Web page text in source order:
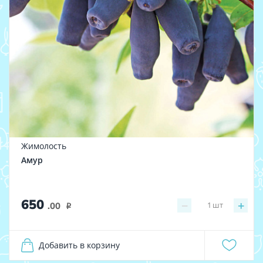
Жимолость
Амур
650 .00 i − +
1 шт
Добавить в корзину